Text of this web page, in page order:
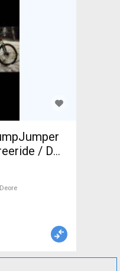
/ DH
használt